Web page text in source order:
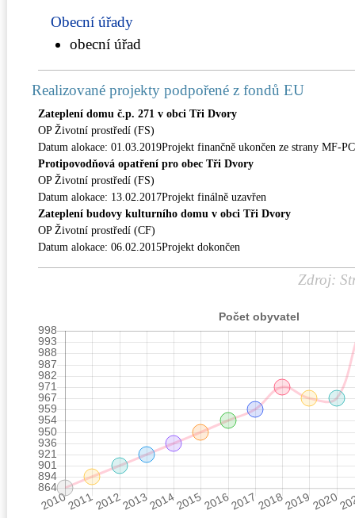
Obecní úřady
obecní úřad
Realizované projekty podpořené z fondů EU
Zateplení domu č.p. 271 v obci Tři Dvory
OP Životní prostředí (FS)
Datum alokace: 01.03.2019Projekt finančně ukončen ze strany MF-
Protipovodňová opatření pro obec Tři Dvory
OP Životní prostředí (FS)
Datum alokace: 13.02.2017Projekt finálně uzavřen
Zateplení budovy kulturního domu v obci Tři Dvory
OP Životní prostředí (CF)
Datum alokace: 06.02.2015Projekt dokončen
Zdroj: